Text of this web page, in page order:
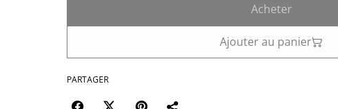
Acheter
Ajouter au panier
PARTAGER